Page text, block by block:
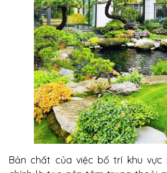
Bản chất của việc bố trí khu vực